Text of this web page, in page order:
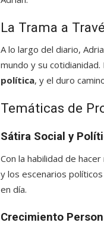
La Trama a
A lo largo del diario,
mundo y su
política, y el duro
Temáticas de
Sátira Social y
Con la habilidad de
y los escenarios
en día.
Crecimiento